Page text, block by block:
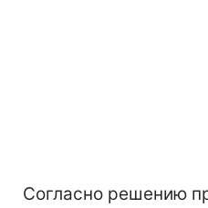
Согласно решению